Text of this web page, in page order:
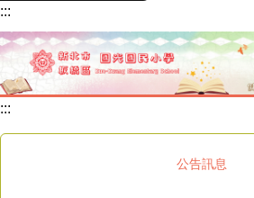
跳
到
要
內
:::
:::
公告訊息